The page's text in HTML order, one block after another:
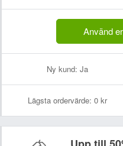
Använd
Ny kund: Ja
Lägsta ordervärde: 0 kr